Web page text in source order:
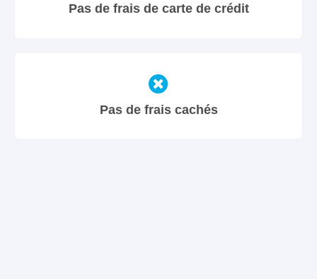
Pas de frais de carte de crédit
Pas de frais cachés